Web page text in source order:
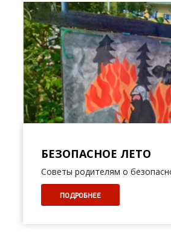
БЕЗОПАСНОЕ ЛЕТО
Советы родителям о
ПОДРОБНЕЕ